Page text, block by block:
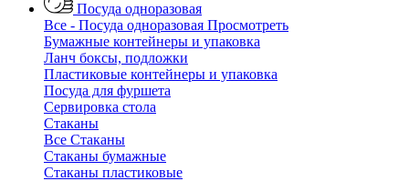
Посуда одноразовая
Все - Посуда одноразовая Просмотреть
Бумажные контейнеры и упаковка
Ланч боксы, подложки
Пластиковые контейнеры и упаковка
Посуда для фуршета
Сервировка стола
Стаканы
Все Стаканы
Стаканы бумажные
Стаканы пластиковые